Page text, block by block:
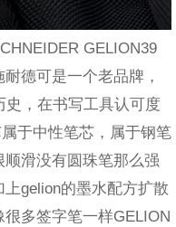
GELION39
德可是一个老品牌，
，在书写工具认可度
于中性笔芯，属于钢笔
滑没有圆珠笔那么强
gelion的墨水配方扩散
多签字笔一样GELION